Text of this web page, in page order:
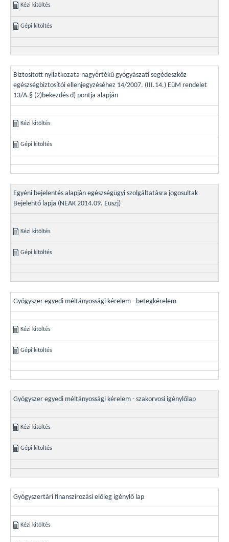
Kézi kitöltés
Gépi kitöltés
Biztosított nyilatkozata nagyértékű gyógyászati segédeszköz
egészségbiztosítói ellenjegyzéséhez 14/2007. (III.14.) EüM rendelet
13/A.§ (2)bekezdés d) pontja alapján
Kézi kitöltés
Gépi kitöltés
Egyéni bejelentés alapján egészségügyi szolgáltatásra jogosultak
Bejelentő lapja (NEAK 2014.09. Eüszj)
Kézi kitöltés
Gépi kitöltés
Gyógyszer egyedi méltányossági kérelem - betegkérelem
Kézi kitöltés
Gépi kitöltés
Gyógyszer egyedi méltányossági kérelem - szakorvosi igénylőlap
Kézi kitöltés
Gépi kitöltés
Gyógyszertári finanszírozási előleg igénylő lap
Kézi kitöltés